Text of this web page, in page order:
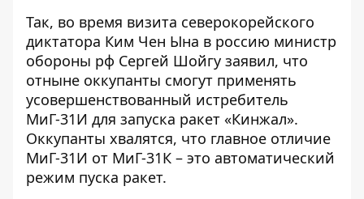
Так, во время визита северокорейского
диктатора Ким Чен Ына в россию министр
обороны рф Сергей Шойгу заявил, что
отныне оккупанты смогут применять
усовершенствованный истребитель
МиГ-31И для запуска ракет «Кинжал».
Оккупанты хвалятся, что главное отличие
МиГ-31И от МиГ-31К – это автоматический
режим пуска ракет.